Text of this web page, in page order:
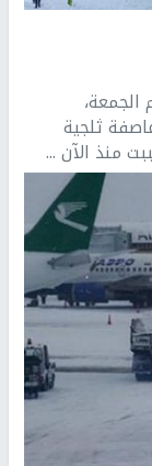
الجمعة،
ثلجية
منذ الآن ...